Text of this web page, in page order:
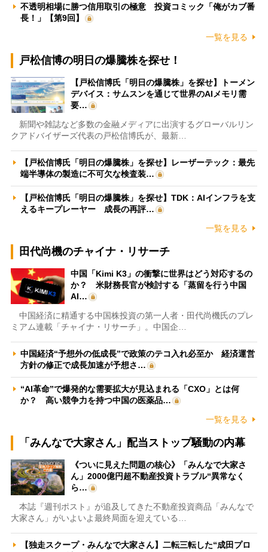
不透明相場に勝つ信用取引の極意 投資コミック「俺がカブ番
長！」【第9回】
一覧を見る
戸松信博の明日の爆騰株を探せ！
【戸松信博氏「明日の爆騰株」を探せ】トーメン
デバイス：サムスンを通じて世界のAIメモリ需
要…
新聞や雑誌など多数の金融メディアに出演するグローバルリン
クアドバイザーズ代表の戸松信博氏が、最新…
【戸松信博氏「明日の爆騰株」を探せ】レーザーテック：最先
端半導体の製造に不可欠な検査装…
【戸松信博氏「明日の爆騰株」を探せ】TDK：AIインフラを支
えるキープレーヤー 成長の再評…
一覧を見る
田代尚機のチャイナ・リサーチ
中国「Kimi K3」の衝撃に世界はどう対応するの
か？ 米財務長官が検討する「蒸留を行う中国
AI…
中国経済に精通する中国株投資の第一人者・田代尚機氏のプレ
ミアム連載「チャイナ・リサーチ」。中国企…
中国経済“予想外の低成長”で政策のテコ入れ必至か 経済運営
方針の修正で成長加速が予想さ…
“AI革命”で爆発的な需要拡大が見込まれる「CXO」とは何
か？ 高い競争力を持つ中国の医薬品…
一覧を見る
「みんなで大家さん」配当ストップ騒動の内幕
《ついに見えた問題の核心》「みんなで大家さ
ん」2000億円超不動産投資トラブル“異常なく
ら…
本誌『週刊ポスト』が追及してきた不動産投資商品「みんなで
大家さん」がいよいよ最終局面を迎えている…
【独走スクープ・みんなで大家さん】二転三転した“成田プロ